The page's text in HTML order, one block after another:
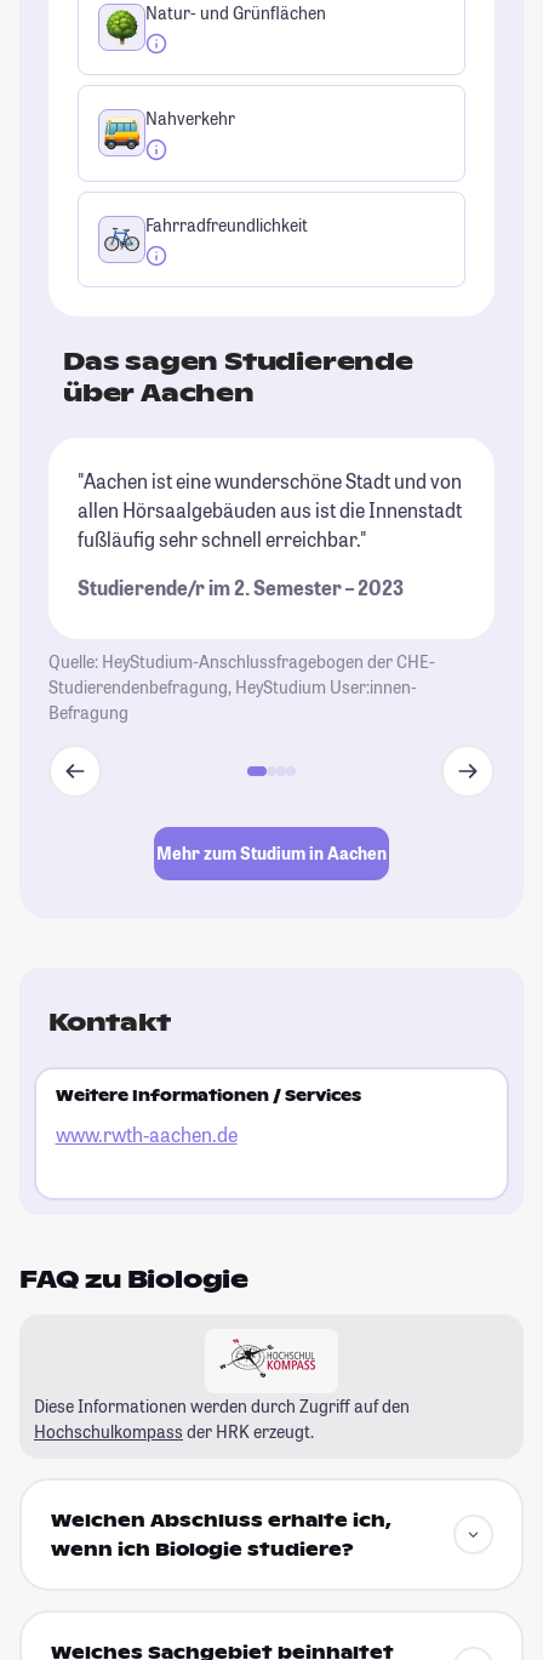
Natur- und Grünflächen
Nahverkehr
Fahrradfreundlichkeit
Das sagen Studierende
über Aachen
"Aachen ist eine wunderschöne Stadt und von
allen Hörsaalgebäuden aus ist die Innenstadt
fußläufig sehr schnell erreichbar."
Studierende/r im 2. Semester – 2023
Quelle: HeyStudium-Anschlussfragebogen der CHE-
Studierendenbefragung, HeyStudium User:innen-
Befragung
Mehr zum Studium in Aachen
Kontakt
Weitere Informationen / Services
www.rwth-aachen.de
FAQ zu Biologie
Diese Informationen werden durch Zugriff auf den
Hochschulkompass der HRK erzeugt.
Welchen Abschluss erhalte ich,
wenn ich Biologie studiere?
Welches Sachgebiet beinhaltet